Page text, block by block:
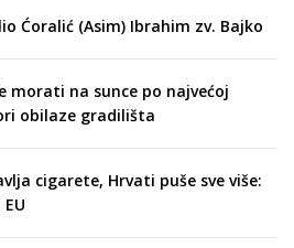
Ćoralić (Asim) Ibrahim zv. Bajko
morati na sunce po najvećoj
obilaze gradilišta
cigarete, Hrvati puše sve više: